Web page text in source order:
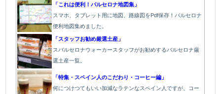
「これは便利！バルセロナ地図集」
スマホ、タブレット用に地図、路線図をPdf保存！バルセロナ
便利地図集めました。
「スタッフお勧め厳選土産」
スバルセロナウォーカースタッフがお勧めするバルセロナ厳
選土産一覧。
「特集・スペイン人のこだわり・コーヒー編」
何につけつてもいい加減なラテンなスペイン人ですが、コー